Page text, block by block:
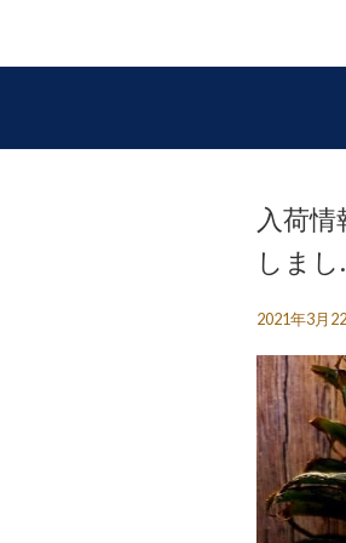
入荷
しま
2021年3月